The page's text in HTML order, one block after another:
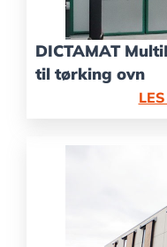
DICTAMAT
til tørking ovn